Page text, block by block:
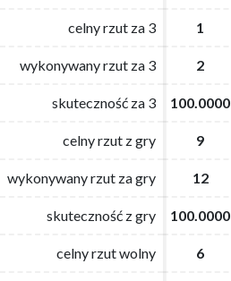
celny rzut za 3 1
wykonywany rzut za 3 2
skuteczność za 3 100.0000
celny rzut z gry 9
wykonywany rzut za gry 12
skuteczność z gry 100.0000
celny rzut wolny 6
celny rzut za 3 1
wykonywany rzut za 3 2
skuteczność za 3 100.0000
celny rzut z gry 9
wykonywany rzut za gry 12
skuteczność z gry 100.0000
celny rzut wolny 6